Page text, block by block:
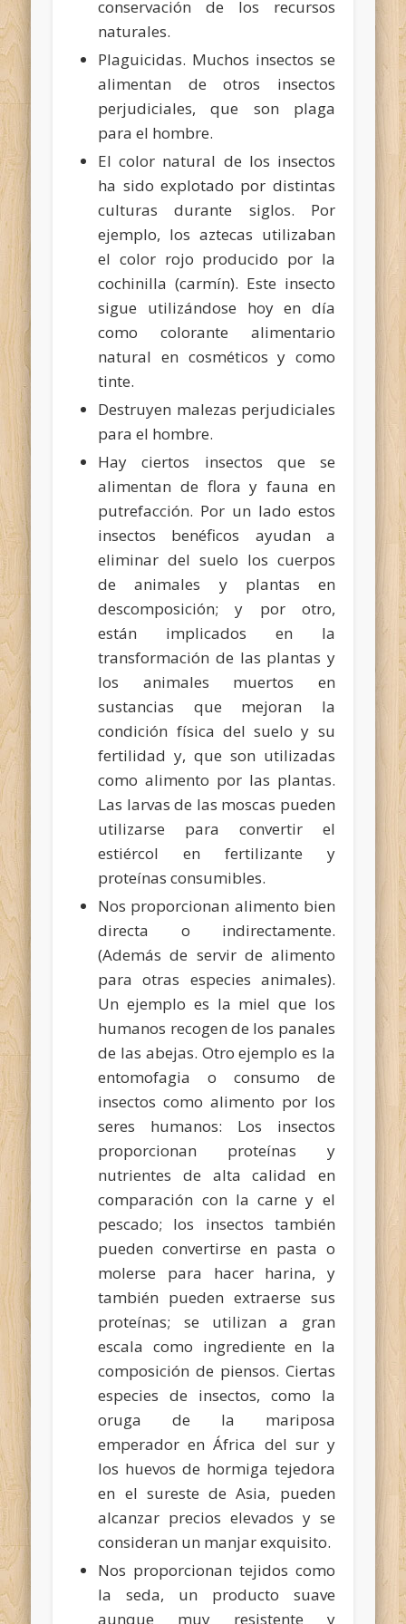
conservación de los recursos
naturales.
Plaguicidas. Muchos insectos se
alimentan de otros insectos
perjudiciales, que son plaga
para el hombre.
El color natural de los insectos
ha sido explotado por distintas
culturas durante siglos. Por
ejemplo, los aztecas utilizaban
el color rojo producido por la
cochinilla (carmín). Este insecto
sigue utilizándose hoy en día
como colorante alimentario
natural en cosméticos y como
tinte.
Destruyen malezas perjudiciales
para el hombre.
Hay ciertos insectos que se
alimentan de flora y fauna en
putrefacción. Por un lado estos
insectos benéficos ayudan a
eliminar del suelo los cuerpos
de animales y plantas en
descomposición; y por otro,
están implicados en la
transformación de las plantas y
los animales muertos en
sustancias que mejoran la
condición física del suelo y su
fertilidad y, que son utilizadas
como alimento por las plantas.
Las larvas de las moscas pueden
utilizarse para convertir el
estiércol en fertilizante y
proteínas consumibles.
Nos proporcionan alimento bien
directa o indirectamente.
(Además de servir de alimento
para otras especies animales).
Un ejemplo es la miel que los
humanos recogen de los panales
de las abejas. Otro ejemplo es la
entomofagia o consumo de
insectos como alimento por los
seres humanos: Los insectos
proporcionan proteínas y
nutrientes de alta calidad en
comparación con la carne y el
pescado; los insectos también
pueden convertirse en pasta o
molerse para hacer harina, y
también pueden extraerse sus
proteínas; se utilizan a gran
escala como ingrediente en la
composición de piensos. Ciertas
especies de insectos, como la
oruga de la mariposa
emperador en África del sur y
los huevos de hormiga tejedora
en el sureste de Asia, pueden
alcanzar precios elevados y se
consideran un manjar exquisito.
Nos proporcionan tejidos como
la seda, un producto suave
aunque muy resistente y